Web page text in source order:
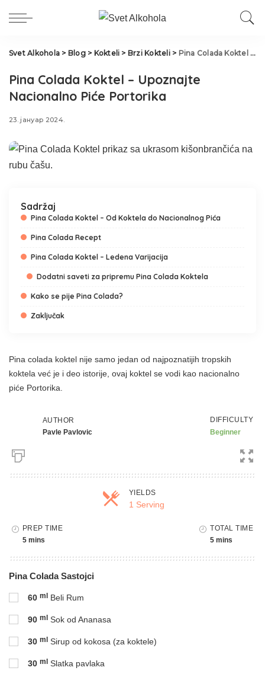
Svet Alkohola > Blog> Kokteli > Brzi Kokteli> Pina Colada Koktel – Upoznajte Nacionalno Piće Portorika
Pina Colada Koktel – Upoznajte
Nacionalno Piće Portorika
23. јануар 2024.
Sadržaj
Pina Colada Koktel – Od Koktela do Nacionalnog Pića
Pina Colada Recept
Pina Colada Koktel – Ledena Varijacija
Dodatni saveti za pripremu Pina Colada Koktela
Kako se pije Pina Colada?
Zaključak
Pina colada koktel nije samo jedan od najpoznatijih tropskih
koktela već je i deo istorije, ovaj koktel se vodi kao nacionalno
piće Portorika.
AUTHOR
Pavle Pavlovic
DIFFICULTY
Beginner
YIELDS
1 Serving
PREP TIME
5 mins
TOTAL TIME
5 mins
Pina Colada Sastojci
60 ml Beli Rum
90 ml Sok od Ananasa
30 ml Sirup od kokosa (za koktele)
30 ml Slatka pavlaka